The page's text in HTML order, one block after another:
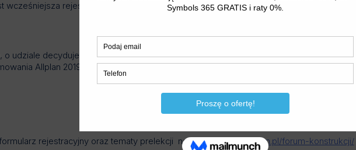
wcześniejsza rejestracja elektroniczna. Link do formularza >
o udziale decyduje kolejność zapisu. Każdy uczestnik wydarzenia otrzyma voucher z
Allplan 2019 i GstarCAD 2019.
rejestracyjny oraz tematy prelekcji na stronie: https://allbim.pl/forum-konstrukcji/